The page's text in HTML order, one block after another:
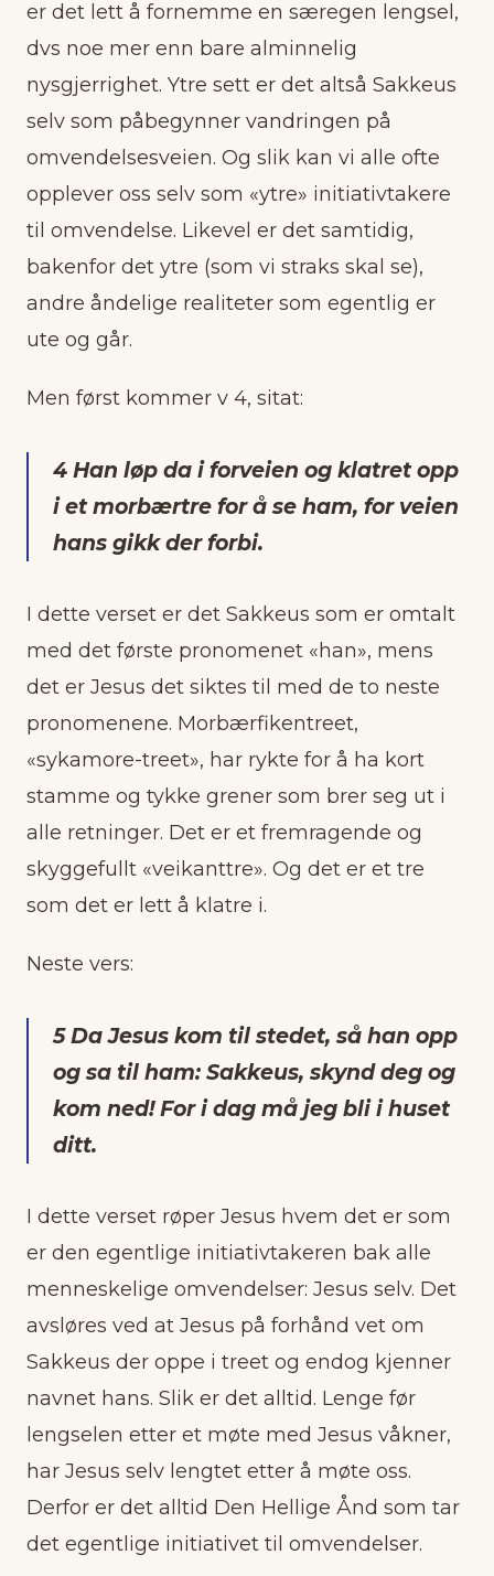
er det lett å fornemme en særegen lengsel,
dvs noe mer enn bare alminnelig
nysgjerrighet. Ytre sett er det altså Sakkeus
selv som påbegynner vandringen på
omvendelsesveien. Og slik kan vi alle ofte
opplever oss selv som «ytre» initiativtakere
til omvendelse. Likevel er det samtidig,
bakenfor det ytre (som vi straks skal se),
andre åndelige realiteter som egentlig er
ute og går.
Men først kommer v 4, sitat:
4 Han løp da i forveien og klatret opp
i et morbærtre for å se ham, for veien
hans gikk der forbi.
I dette verset er det Sakkeus som er omtalt
med det første pronomenet «han», mens
det er Jesus det siktes til med de to neste
pronomenene. Morbærfikentreet,
«sykamore-treet», har rykte for å ha kort
stamme og tykke grener som brer seg ut i
alle retninger. Det er et fremragende og
skyggefullt «veikanttre». Og det er et tre
som det er lett å klatre i.
Neste vers:
5 Da Jesus kom til stedet, så han opp
og sa til ham: Sakkeus, skynd deg og
kom ned! For i dag må jeg bli i huset
ditt.
I dette verset røper Jesus hvem det er som
er den egentlige initiativtakeren bak alle
menneskelige omvendelser: Jesus selv. Det
avsløres ved at Jesus på forhånd vet om
Sakkeus der oppe i treet og endog kjenner
navnet hans. Slik er det alltid. Lenge før
lengselen etter et møte med Jesus våkner,
har Jesus selv lengtet etter å møte oss.
Derfor er det alltid Den Hellige Ånd som tar
det egentlige initiativet til omvendelser.